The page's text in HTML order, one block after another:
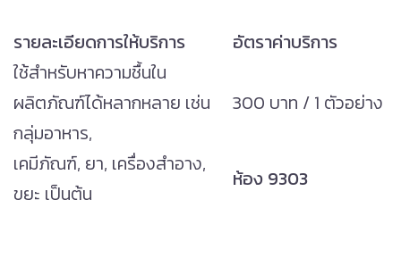
รายละเอียดการให้บริการ
อัตราค่าบริการ
ใช้สำหรับหาความชื้นใน
ผลิตภัณฑ์ได้หลากหลาย เช่น
กลุ่มอาหาร,
300 บาท / 1 ตัวอย่าง
เคมีภัณฑ์, ยา, เครื่องสำอาง,
ขยะ เป็นต้น
ห้อง 9303